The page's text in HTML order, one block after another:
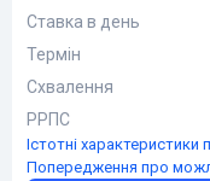
Ставка в день
Термін
Схвалення
РРПС
Істотні характеристики
Попередження про